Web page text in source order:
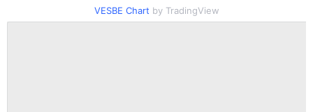
VESBE Chart by TradingView